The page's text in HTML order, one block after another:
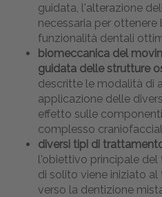
guidata, l'alterazione
necessaria per ottenere
funzionalità dentali
biomeccanica del
guidata delle strutture
descritte le modalità di
applicazione delle
effetto sulle
complesso
diversi tipi di
l'obiettivo principale
di solito viene iniziato
verso la dentizione